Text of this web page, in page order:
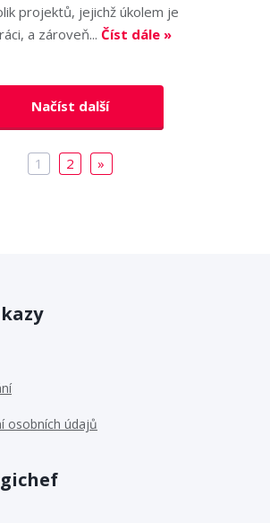
projektů, jejichž úkolem je
a zároveň... Číst dále »
Načíst další
1 2 »
osobních údajů